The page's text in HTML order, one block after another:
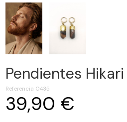
Pendientes Hikari
Referencia 0435
39,90 €